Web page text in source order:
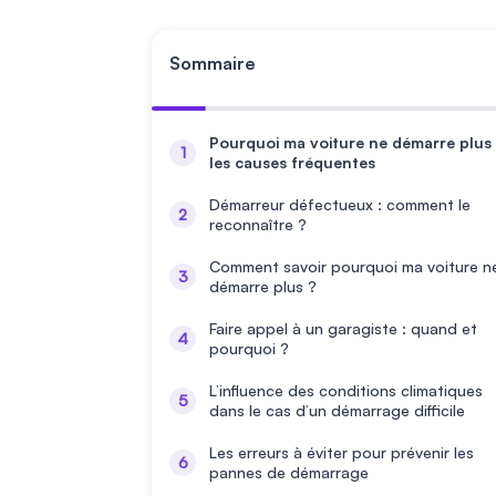
Sommaire
Pourquoi ma voiture ne démarre plus
les causes fréquentes
Démarreur défectueux : comment le
reconnaître ?
Comment savoir pourquoi ma voiture
démarre plus ?
Faire appel à un garagiste : quand et
pourquoi ?
L’influence des conditions climatiques
dans le cas d’un démarrage difficile
Les erreurs à éviter pour prévenir les
pannes de démarrage